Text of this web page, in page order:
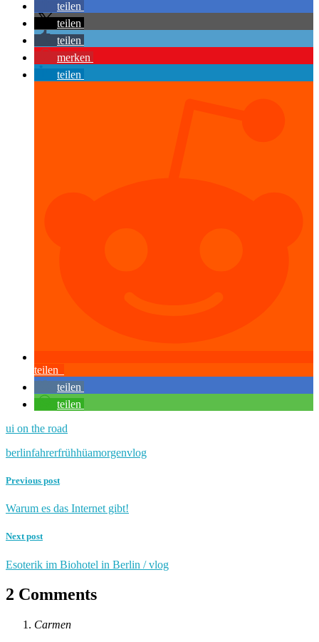
teilen
teilen
teilen
merken
teilen
teilen
teilen
teilen
ui on the road
berlinfahrerfrühhüamorgenvlog
Previous post
Warum es das Internet gibt!
Next post
Esoterik im Biohotel in Berlin / vlog
2 Comments
Carmen